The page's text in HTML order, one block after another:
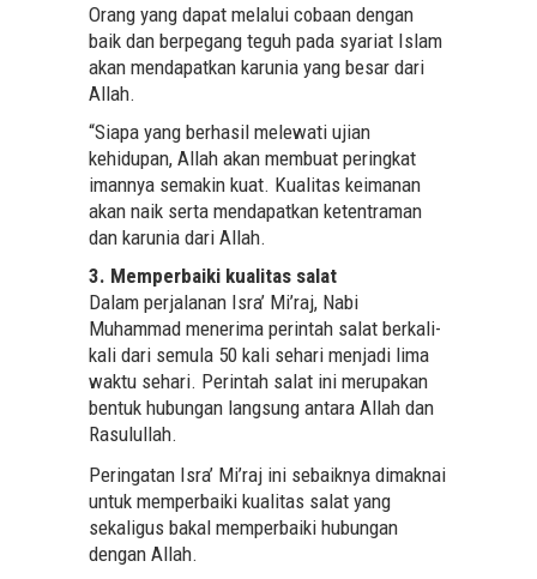
Orang yang dapat melalui cobaan dengan
baik dan berpegang teguh pada syariat Islam
akan mendapatkan karunia yang besar dari
Allah.
“Siapa yang berhasil melewati ujian
kehidupan, Allah akan membuat peringkat
imannya semakin kuat. Kualitas keimanan
akan naik serta mendapatkan ketentraman
dan karunia dari Allah.
3. Memperbaiki kualitas salat
Dalam perjalanan Isra’ Mi’raj, Nabi
Muhammad menerima perintah salat berkali-
kali dari semula 50 kali sehari menjadi lima
waktu sehari. Perintah salat ini merupakan
bentuk hubungan langsung antara Allah dan
Rasulullah.
Peringatan Isra’ Mi’raj ini sebaiknya dimaknai
untuk memperbaiki kualitas salat yang
sekaligus bakal memperbaiki hubungan
dengan Allah.